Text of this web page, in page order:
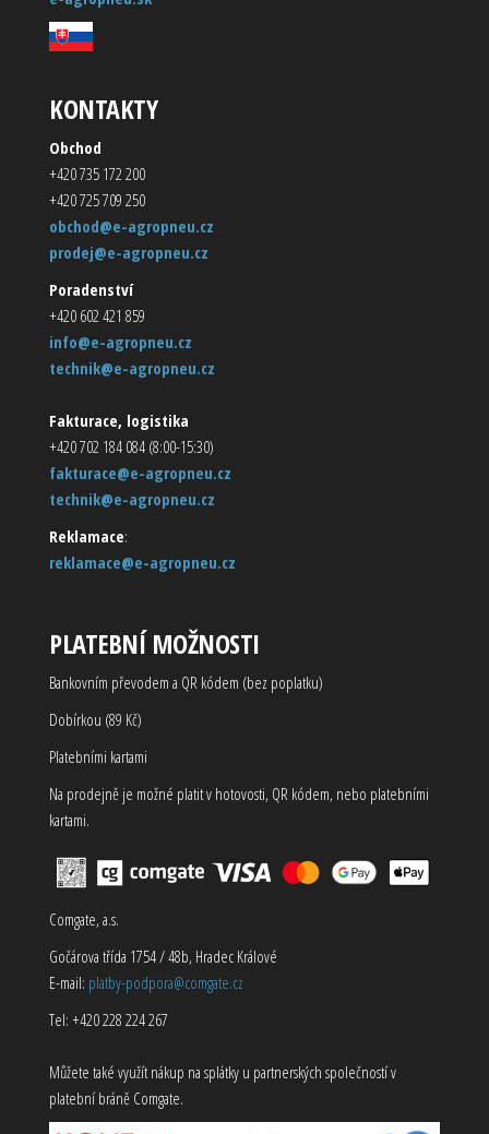
KONTAKTY
Obchod
+420 735 172 200
+420 725 709 250
obchod@e-agropneu.cz
prodej@e-agropneu.cz
Poradenství
+420 602 421 859
info@e-agropneu.cz
technik@e-agropneu.cz
Fakturace, logistika
+420 702 184 084 (8:00-15:30)
fakturace@e-agropneu.cz
technik@e-agropneu.cz
Reklamace:
reklamace@e-agropneu.cz
PLATEBNÍ MOŽNOSTI
Bankovním převodem a QR kódem (bez poplatku)
Dobírkou (89 Kč)
Platebními kartami
Na prodejně je možné platit v hotovosti, QR kódem, nebo platebními
kartami.
Comgate, a.s.
Gočárova třída 1754 / 48b, Hradec Králové
E-mail: platby-podpora@comgate.cz
Tel: +420 228 224 267
Můžete také využít nákup na splátky u partnerských společností v
platební bráně Comgate.